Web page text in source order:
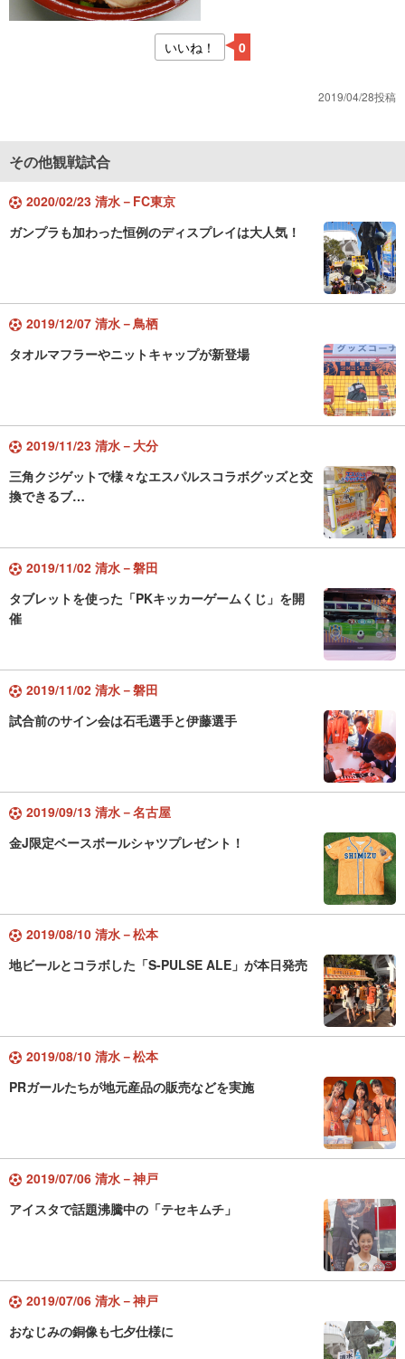
いいね！ 0
2019/04/28投稿
その他観戦試合
2020/02/23 清水－FC東京
ガンプラも加わった恒例のディスプレイは大人気！
2019/12/07 清水－鳥栖
タオルマフラーやニットキャップが新登場
2019/11/23 清水－大分
三角クジゲットで様々なエスパルスコラボグッズと交
換できるブ…
2019/11/02 清水－磐田
タブレットを使った「PKキッカーゲームくじ」を開
催
2019/11/02 清水－磐田
試合前のサイン会は石毛選手と伊藤選手
2019/09/13 清水－名古屋
金J限定ベースボールシャツプレゼント！
2019/08/10 清水－松本
地ビールとコラボした「S-PULSE ALE」が本日発売
2019/08/10 清水－松本
PRガールたちが地元産品の販売などを実施
2019/07/06 清水－神戸
アイスタで話題沸騰中の「テセキムチ」
2019/07/06 清水－神戸
おなじみの銅像も七夕仕様に